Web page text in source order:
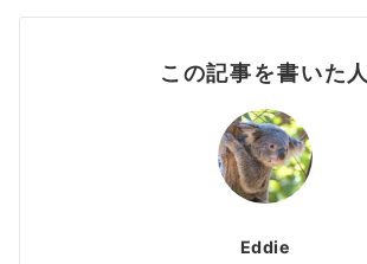
この記事を書いた人
Eddie